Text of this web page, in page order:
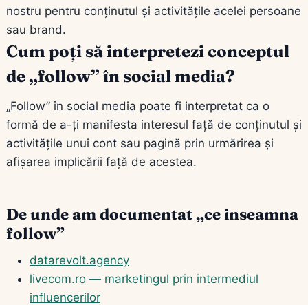
nostru pentru conținutul și activitățile acelei persoane
sau brand.
Cum poți să interpretezi conceptul
de „follow” în social media?
„Follow” în social media poate fi interpretat ca o
formă de a-ți manifesta interesul față de conținutul și
activitățile unui cont sau pagină prin urmărirea și
afișarea implicării față de acestea.
De unde am documentat „ce inseamna
follow”
datarevolt.agency
livecom.ro — marketingul prin intermediul
influencerilor